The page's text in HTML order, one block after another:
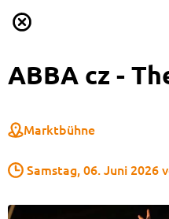
ABBA cz -
Marktbühne
Samstag, 06. Juni 2026